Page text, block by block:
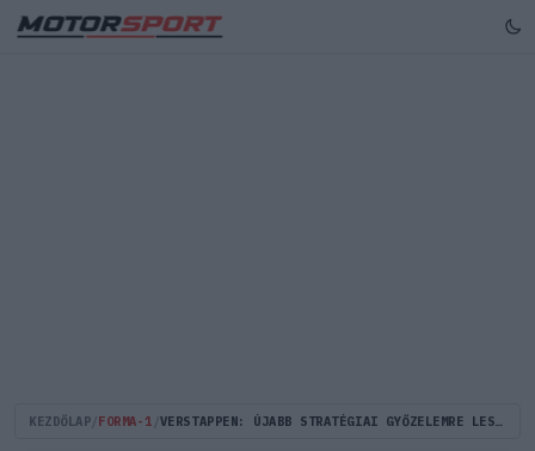
KEZDŐLAP FORMA-1 VERSTAPPEN: ÚJABB STRATÉGIAI GYŐZELEMRE LESZ SZÜKSÉGÜNK, „NYERS TEMPÓBÓL” NEM FOG MENNI